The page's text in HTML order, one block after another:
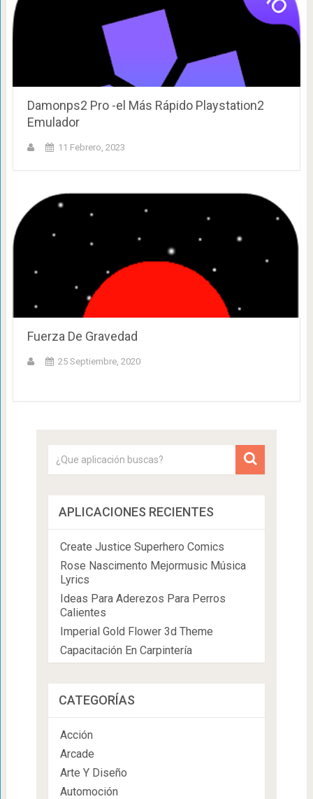
Damonps2 Pro -el Más Rápido Playstation2
Emulador
11 Febrero, 2023
Fuerza De Gravedad
25 Septiembre, 2020
APLICACIONES RECIENTES
Create Justice Superhero Comics
Rose Nascimento Mejormusic Música
Lyrics
Ideas Para Aderezos Para Perros
Calientes
Imperial Gold Flower 3d Theme
Capacitación En Carpintería
CATEGORÍAS
Acción
Arcade
Arte Y Diseño
Automoción